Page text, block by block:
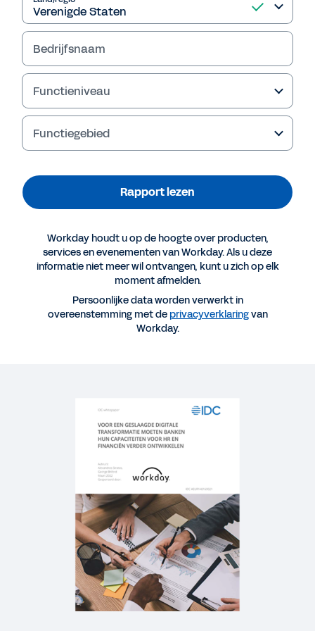
Rapport lezen
Meer resources
RAPPORT
Het ontwikkelen van capaciteiten voor digitale
Meeting Demand with Digital Acceleration
First Financial Bank Success Story
WHITEPAPER
Bedrijfsnaam
Functieniveau
Functiegebied
Rapport lezen
Workday houdt u op de hoogte over producten,
services en evenementen van Workday. Als u deze
informatie niet meer wil ontvangen, kunt u zich op elk
moment afmelden.
Persoonlijke data worden verwerkt in
overeenstemming met de privacyverklaringvan
Workday.